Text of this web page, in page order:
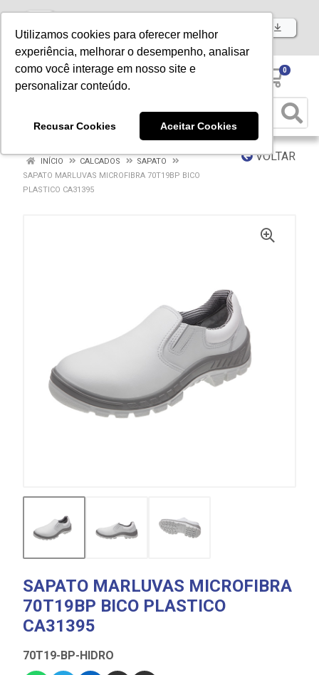
Utilizamos cookies para oferecer melhor
experiência, melhorar o desempenho, analisar
como você interage em nosso site e
personalizar conteúdo.
Recusar Cookies Aceitar Cookies
Baixe já nosso APP
0
VOLTAR
INÍCIO CALCADOS
SAPATO
SAPATO MARLUVAS MICROFIBRA 70T19BP BICO
PLASTICO CA31395
SAPATO MARLUVAS MICROFIBRA
70T19BP BICO PLASTICO
CA31395
70T19-BP-HIDRO